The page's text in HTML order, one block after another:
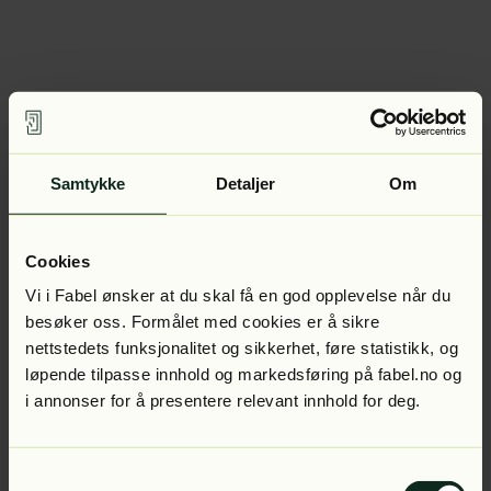
Samtykke Detaljer Om
Cookies
Vi i Fabel ønsker at du skal få en god opplevelse når du
besøker oss. Formålet med cookies er å sikre
nettstedets funksjonalitet og sikkerhet, føre statistikk, og
løpende tilpasse innhold og markedsføring på fabel.no og
i annonser for å presentere relevant innhold for deg.